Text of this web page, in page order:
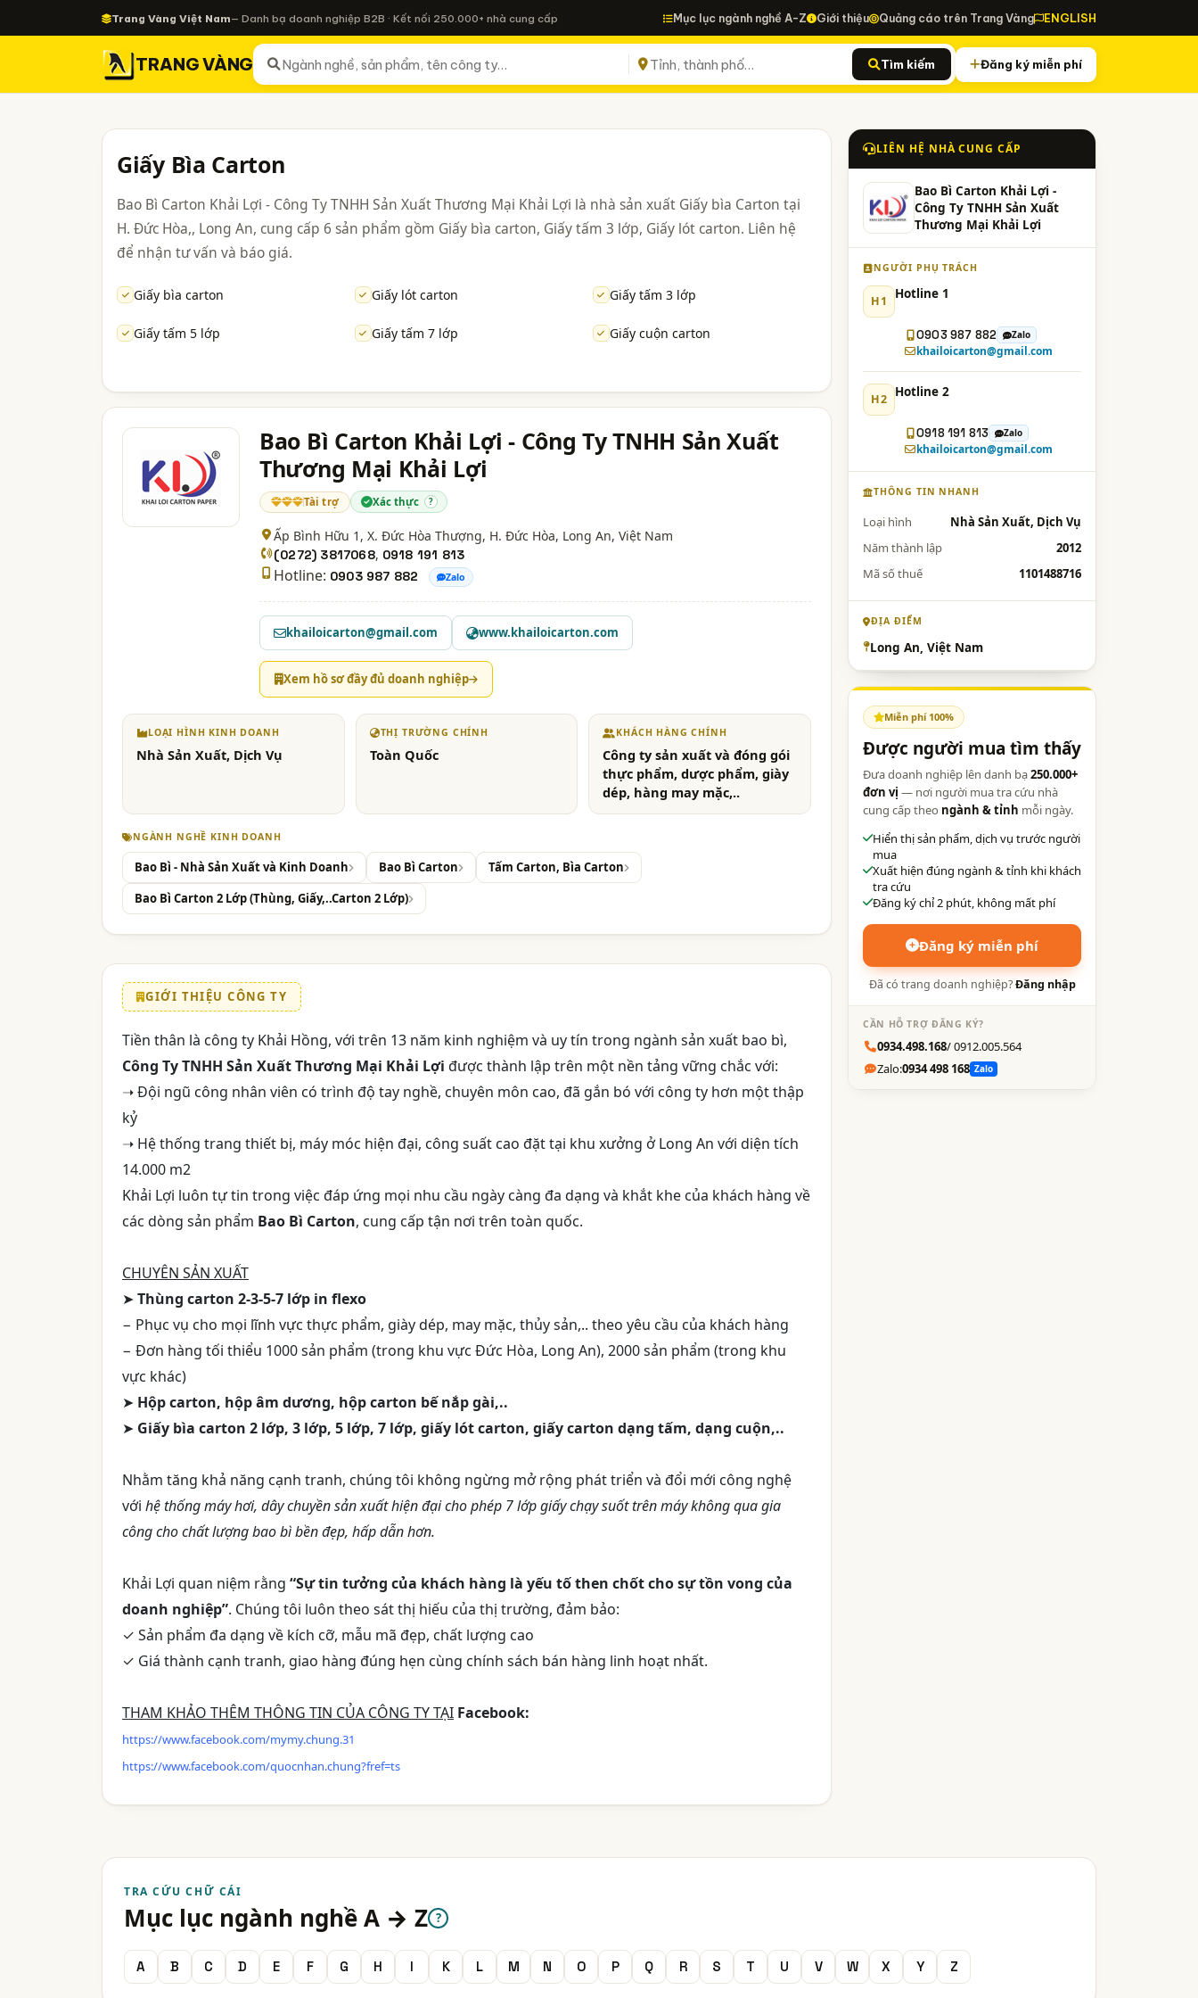
Trang Vàng Việt Nam— Danh bạ doanh nghiệp B2B · Kết nối 250.000+ nhà cung cấp Mục lục ngành nghề A-Z Giới thiệu Quảng cáo trên Trang Vàng ENGLISH
TRANG VÀNG Tìm kiếm Đăng ký miễn phí
Giấy Bìa Carton
Bao Bì Carton Khải Lợi - Công Ty TNHH Sản Xuất Thương Mại Khải Lợi là nhà sản xuất Giấy bìa Carton tại
H. Đức Hòa,, Long An, cung cấp 6 sản phẩm gồm Giấy bìa carton, Giấy tấm 3 lớp, Giấy lót carton. Liên hệ
để nhận tư vấn và báo giá.
Giấy bìa carton Giấy lót carton Giấy tấm 3 lớp
Giấy tấm 5 lớp Giấy tấm 7 lớp Giấy cuộn carton
Bao Bì Carton Khải Lợi - Công Ty TNHH Sản Xuất
Thương Mại Khải Lợi
Tài trợ Xác thực ?
Ấp Bình Hữu 1, X. Đức Hòa Thượng, H. Đức Hòa, Long An, Việt Nam
(0272) 3817068, 0918 191 813
Hotline: 0903 987 882 Zalo
khailoicarton@gmail.com www.khailoicarton.com
Xem hồ sơ đầy đủ doanh nghiệp
LOẠI HÌNH KINH DOANH
Nhà Sản Xuất, Dịch Vụ
THỊ TRƯỜNG CHÍNH
Toàn Quốc
KHÁCH HÀNG CHÍNH
Công ty sản xuất và đóng gói
thực phẩm, dược phẩm, giày
dép, hàng may mặc,..
NGÀNH NGHỀ KINH DOANH
Bao Bì - Nhà Sản Xuất và Kinh Doanh Bao Bì Carton
Tấm Carton, Bìa Carton
Bao Bì Carton 2 Lớp (Thùng, Giấy,..Carton 2 Lớp)
GIỚI THIỆU CÔNG TY
Tiền thân là công ty Khải Hồng, với trên 13 năm kinh nghiệm và uy tín trong ngành sản xuất bao bì,
Công Ty TNHH Sản Xuất Thương Mại Khải Lợi được thành lập trên một nền tảng vững chắc với:
➝ Đội ngũ công nhân viên có trình độ tay nghề, chuyên môn cao, đã gắn bó với công ty hơn một thập
kỷ
➝ Hệ thống trang thiết bị, máy móc hiện đại, công suất cao đặt tại khu xưởng ở Long An với diện tích
14.000 m2
Khải Lợi luôn tự tin trong việc đáp ứng mọi nhu cầu ngày càng đa dạng và khắt khe của khách hàng về
các dòng sản phẩm Bao Bì Carton, cung cấp tận nơi trên toàn quốc.
CHUYÊN SẢN XUẤT
➤ Thùng carton 2-3-5-7 lớp in flexo
− Phục vụ cho mọi lĩnh vực thực phẩm, giày dép, may mặc, thủy sản,.. theo yêu cầu của khách hàng
− Đơn hàng tối thiểu 1000 sản phẩm (trong khu vực Đức Hòa, Long An), 2000 sản phẩm (trong khu
vực khác)
➤ Hộp carton, hộp âm dương, hộp carton bế nắp gài,..
➤ Giấy bìa carton 2 lớp, 3 lớp, 5 lớp, 7 lớp, giấy lót carton, giấy carton dạng tấm, dạng cuộn,..
Nhằm tăng khả năng cạnh tranh, chúng tôi không ngừng mở rộng phát triển và đổi mới công nghệ
với hệ thống máy hơi, dây chuyền sản xuất hiện đại cho phép 7 lớp giấy chạy suốt trên máy không qua gia
công cho chất lượng bao bì bền đẹp, hấp dẫn hơn.
Khải Lợi quan niệm rằng “Sự tin tưởng của khách hàng là yếu tố then chốt cho sự tồn vong của
doanh nghiệp”. Chúng tôi luôn theo sát thị hiếu của thị trường, đảm bảo:
✓ Sản phẩm đa dạng về kích cỡ, mẫu mã đẹp, chất lượng cao
✓ Giá thành cạnh tranh, giao hàng đúng hẹn cùng chính sách bán hàng linh hoạt nhất.
THAM KHẢO THÊM THÔNG TIN CỦA CÔNG TY TẠI Facebook:
https://www.facebook.com/mymy.chung.31
https://www.facebook.com/quocnhan.chung?fref=ts
LIÊN HỆ NHÀ CUNG CẤP
Bao Bì Carton Khải Lợi -
Công Ty TNHH Sản Xuất
Thương Mại Khải Lợi
NGƯỜI PHỤ TRÁCH
H1 Hotline 1
0903 987 882 Zalo
khailoicarton@gmail.com
H2 Hotline 2
0918 191 813 Zalo
khailoicarton@gmail.com
THÔNG TIN NHANH
Loại hình
Nhà Sản Xuất, Dịch Vụ
Năm thành lập
2012
Mã số thuế
1101488716
ĐỊA ĐIỂM
Long An, Việt Nam
Miễn phí 100%
Được người mua tìm thấy
Đưa doanh nghiệp lên danh bạ250.000+
đơn vị — nơi người mua tra cứu nhà
cung cấp theo ngành & tỉnh mỗi ngày.
Hiển thị sản phẩm, dịch vụ trước người
mua
Xuất hiện đúng ngành & tỉnh khi khách
tra cứu
Đăng ký chỉ 2 phút, không mất phí
Đăng ký miễn phí
Đã có trang doanh nghiệp?Đăng nhập
CẦN HỖ TRỢ ĐĂNG KÝ?
0934.498.168/ 0912.005.564
Zalo:0934 498 168 Zalo
TRA CỨU CHỮ CÁI
Mục lục ngành nghề A → Z ?
A B C D E F G H I K L M N O P Q R S T U V W X Y Z